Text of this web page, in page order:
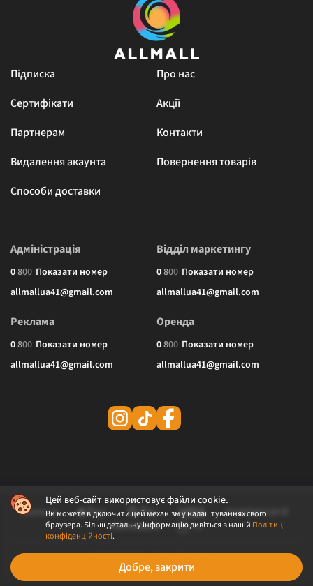
Цей веб-сайт використовує файли cookie.
Ви можете відключити цей механізм у налаштуваннях свого
браузера. Більш детальну інформацію дивіться в нашій Політиці
конфіденційності.
Добре, закрити
Підписка
Про нас
Сертифікати
Акції
Партнерам
Контакти
Видалення акаунта
Повернення товарів
Способи доставки
Адміністрація
0800 Показати номер
allmallua41@gmail.com
Відділ маркетингу
0800 Показати номер
allmallua41@gmail.com
Реклама
0800 Показати номер
allmallua41@gmail.com
Оренда
0800 Показати номер
allmallua41@gmail.com
© 2026 ALLMALL. Всі права захищені.
Політика конфіденційності